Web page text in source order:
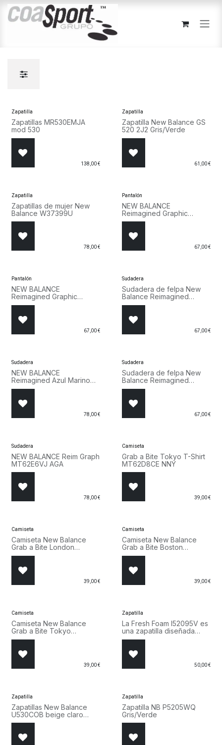
Ir al contenido
Zapatilla
Zapatillas MR530EMJA
mod 530
138,00€
Zapatilla
Zapatilla New Balance GS
520 2J2 Gris/Verde
61,00€
Zapatilla
Zapatillas de mujer New
Balance W37399U
78,00€
Pantalón
NEW BALANCE
Reimagined Graphic
MB62S1NT DNT Azul
67,00€
Pantalón
NEW BALANCE
Reimagined Graphic
MB62S1NT AGA
67,00€
Sudadera
Sudadera de felpa New
Balance Reimagined
MT62B85K DNT
67,00€
Sudadera
NEW BALANCE
Reimagined Azul Marino
MT62E6VJ DNT
78,00€
Sudadera
Sudadera de felpa New
Balance Reimagined
MT62B85K AGA
67,00€
Sudadera
NEW BALANCE Reim Graph
MT62E6VJ AGA
78,00€
Camiseta
Grab a Bite Tokyo T-Shirt
MT62D8CE NNY
39,00€
Camiseta
Camiseta New Balance
Grab a Bite London
MT62B9LI SST
39,00€
Camiseta
Camiseta New Balance
Grab a Bite Boston
MT62S7YP SST
39,00€
Camiseta
Camiseta New Balance
Grab a Bite Tokyo
MT62D8CE SST
39,00€
Zapatilla
La Fresh Foam I52095V es
una zapatilla diseñada
para el uso diario, ya sea
juego.
50,00€
Zapatilla
Zapatillas New Balance
U530COB beige claro
marrón oscuro
Zapatilla
Zapatilla NB P5205WQ
Gris/Verde